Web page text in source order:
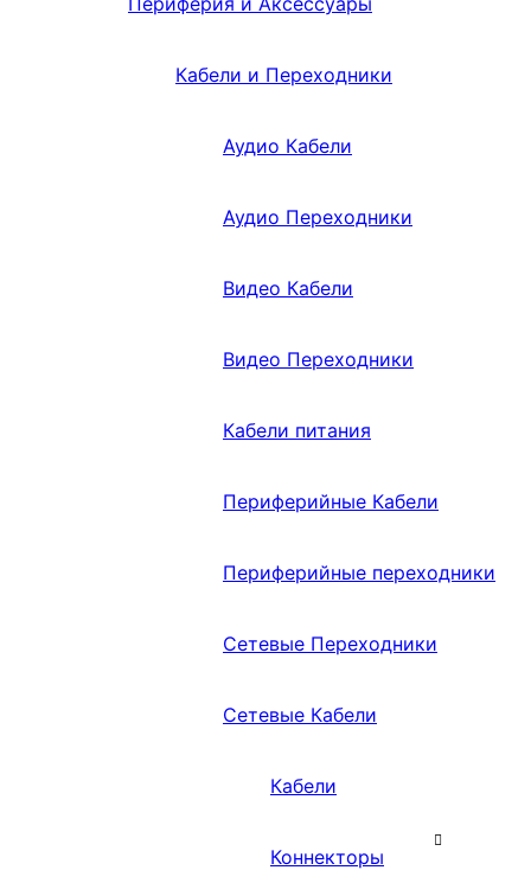
Кабели и Переходники
Аудио Кабели
Аудио Переходники
Видео Кабели
Видео Переходники
Кабели питания
Периферийные Кабели
Периферийные переходники
Сетевые Переходники
Сетевые Кабели
Кабели
Коннекторы